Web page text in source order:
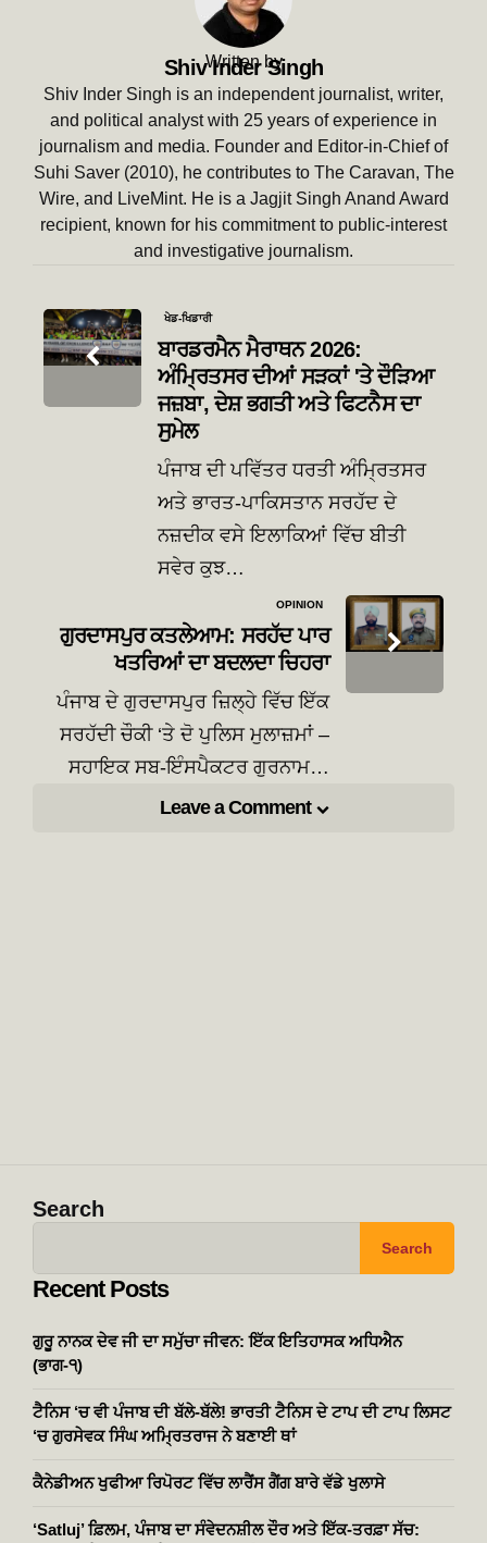
Written by
Shiv Inder Singh
Shiv Inder Singh is an independent journalist, writer,
and political analyst with 25 years of experience in
journalism and media. Founder and Editor-in-Chief of
Suhi Saver (2010), he contributes to The Caravan, The
Wire, and LiveMint. He is a Jagjit Singh Anand Award
recipient, known for his commitment to public-interest
and investigative journalism.
Post
navigation
ਖੇਡ-ਖਿਡਾਰੀ
ਬਾਰਡਰਮੈਨ ਮੈਰਾਥਨ 2026:
ਅੰਮ੍ਰਿਤਸਰ ਦੀਆਂ ਸੜਕਾਂ 'ਤੇ ਦੌੜਿਆ
ਜਜ਼ਬਾ, ਦੇਸ਼ ਭਗਤੀ ਅਤੇ ਫਿਟਨੈਸ ਦਾ
ਸੁਮੇਲ
ਪੰਜਾਬ ਦੀ ਪਵਿੱਤਰ ਧਰਤੀ ਅੰਮ੍ਰਿਤਸਰ
ਅਤੇ ਭਾਰਤ-ਪਾਕਿਸਤਾਨ ਸਰਹੱਦ ਦੇ
ਨਜ਼ਦੀਕ ਵਸੇ ਇਲਾਕਿਆਂ ਵਿੱਚ ਬੀਤੀ
ਸਵੇਰ ਕੁਝ…
OPINION
ਗੁਰਦਾਸਪੁਰ ਕਤਲੇਆਮ: ਸਰਹੱਦ ਪਾਰ
ਖਤਰਿਆਂ ਦਾ ਬਦਲਦਾ ਚਿਹਰਾ
ਪੰਜਾਬ ਦੇ ਗੁਰਦਾਸਪੁਰ ਜ਼ਿਲ੍ਹੇ ਵਿੱਚ ਇੱਕ
ਸਰਹੱਦੀ ਚੌਕੀ ‘ਤੇ ਦੋ ਪੁਲਿਸ ਮੁਲਾਜ਼ਮਾਂ –
ਸਹਾਇਕ ਸਬ-ਇੰਸਪੈਕਟਰ ਗੁਰਨਾਮ…
Leave a Comment
Search
Search
Recent Posts
ਗੁਰੂ ਨਾਨਕ ਦੇਵ ਜੀ ਦਾ ਸਮੁੱਚਾ ਜੀਵਨ: ਇੱਕ ਇਤਿਹਾਸਕ ਅਧਿਐਨ
(ਭਾਗ-੧)
ਟੈਨਿਸ ‘ਚ ਵੀ ਪੰਜਾਬ ਦੀ ਬੱਲੇ-ਬੱਲੇ! ਭਾਰਤੀ ਟੈਨਿਸ ਦੇ ਟਾਪ ਦੀ ਟਾਪ ਲਿਸਟ
‘ਚ ਗੁਰਸੇਵਕ ਸਿੰਘ ਅਮ੍ਰਿਤਰਾਜ ਨੇ ਬਣਾਈ ਥਾਂ
ਕੈਨੇਡੀਅਨ ਖੁਫੀਆ ਰਿਪੋਰਟ ਵਿੱਚ ਲਾਰੈਂਸ ਗੈਂਗ ਬਾਰੇ ਵੱਡੇ ਖੁਲਾਸੇ
‘Satluj’ ਫ਼ਿਲਮ, ਪੰਜਾਬ ਦਾ ਸੰਵੇਦਨਸ਼ੀਲ ਦੌਰ ਅਤੇ ਇੱਕ-ਤਰਫ਼ਾ ਸੱਚ: